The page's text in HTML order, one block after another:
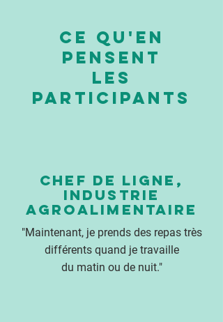
Ce qu'en
pensent
les
participants
CHEF DE LIGNE,
INDUSTRIE
AGROALIMENTAIRE
"Maintenant, je prends des repas très
différents quand je travaille
du matin ou de nuit."